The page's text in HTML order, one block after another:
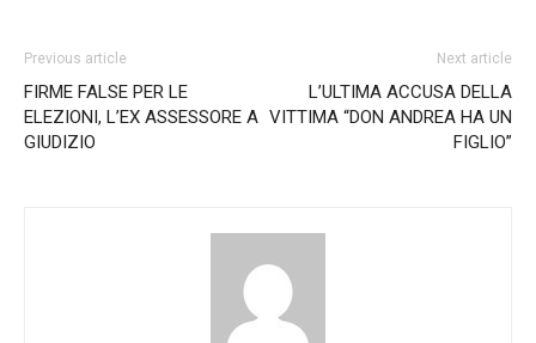
Previous article
FIRME FALSE PER LE
ELEZIONI, L’EX ASSESSORE A
GIUDIZIO
Next article
L’ULTIMA ACCUSA DELLA
VITTIMA “DON ANDREA HA UN
FIGLIO”